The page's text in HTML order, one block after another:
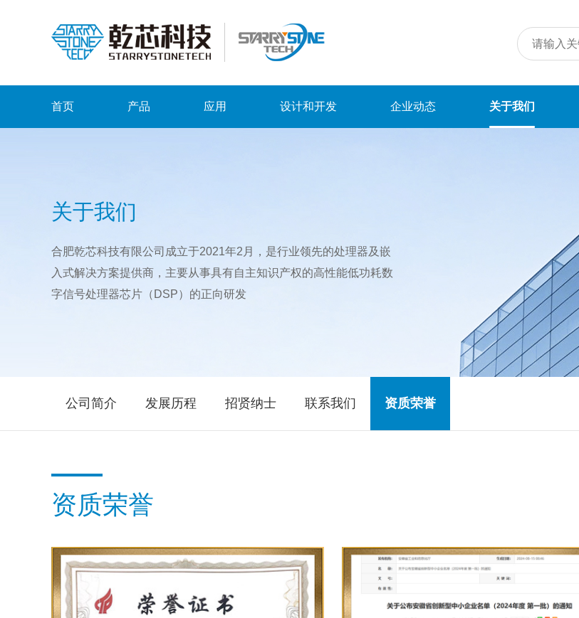
首页 产品 应用 设计和开发 企业动态 关于我们
关于我们
合肥乾芯科技有限公司成立于2021年2月，是行业领先的处理器及嵌
入式解决方案提供商，主要从事具有自主知识产权的高性能低功耗数
字信号处理器芯片（DSP）的正向研发
公司简介 发展历程 招贤纳士 联系我们 资质荣誉
资质荣誉